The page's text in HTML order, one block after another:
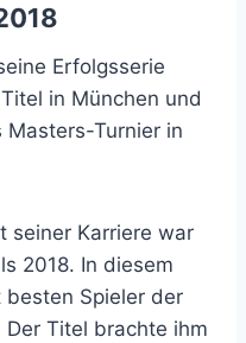
Erfolgsserie
in München und
Turnier in
seiner Karriere war
2018. In diesem
Spieler der
Titel brachte ihm